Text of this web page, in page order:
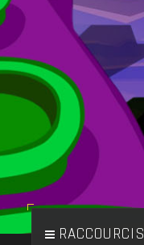
RACCOURCIS